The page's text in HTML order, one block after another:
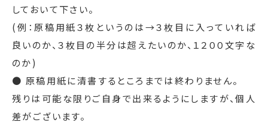
しておいて下さい。
(例：原稿用紙３枚というのは→３枚目に入っていれば
良いのか、３枚目の半分は超えたいのか、１２００文字な
のか)
● 原稿用紙に清書するところまでは終わりません。
残りは可能な限りご自身で出来るようにしますが、個人
差がございます。